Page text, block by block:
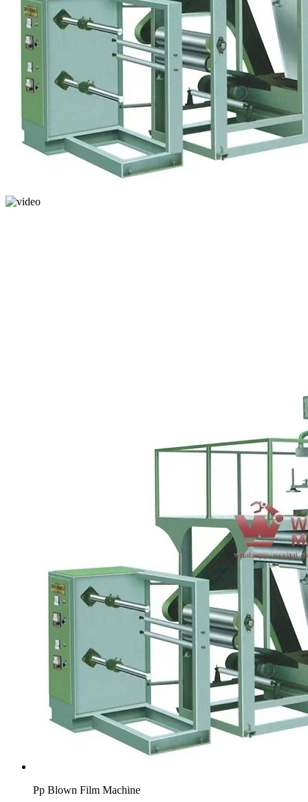
Pp Blown Film Machine